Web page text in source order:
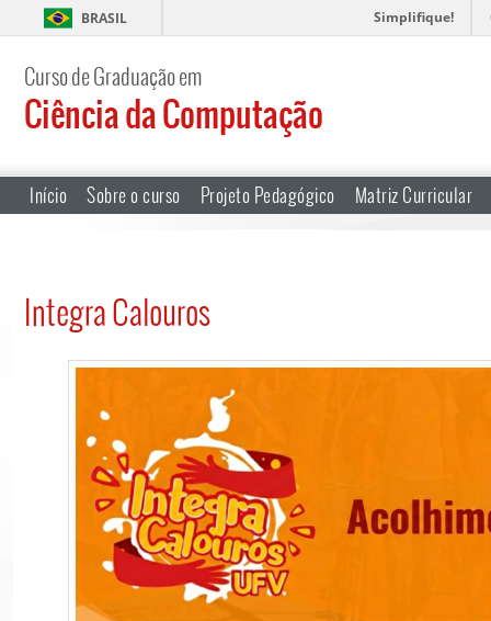
BRASIL Simplifique!
Curso de Graduação em
Ciência da Computação
Início Sobre o curso Projeto Pedagógico Matriz Curricular
Integra Calouros